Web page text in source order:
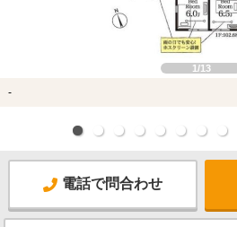
1/13
-
電話で問合わせ